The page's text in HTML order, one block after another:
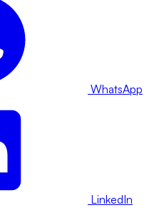
WhatsApp
LinkedIn